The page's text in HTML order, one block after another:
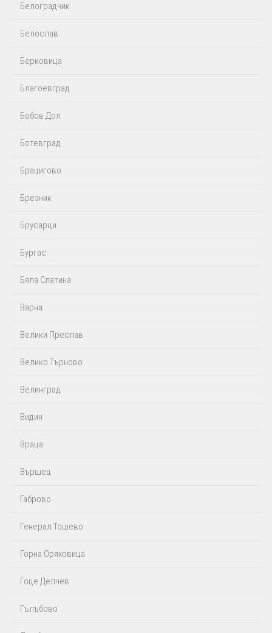
Белоградчик
Белослав
Берковица
Благоевград
Бобов Дол
Ботевград
Брацигово
Брезник
Брусарци
Бургас
Бяла Слатина
Варна
Велики Преслав
Велико Търново
Велинград
Видин
Враца
Вършец
Габрово
Генерал Тошево
Горна Оряховица
Гоце Делчев
Гълъбово